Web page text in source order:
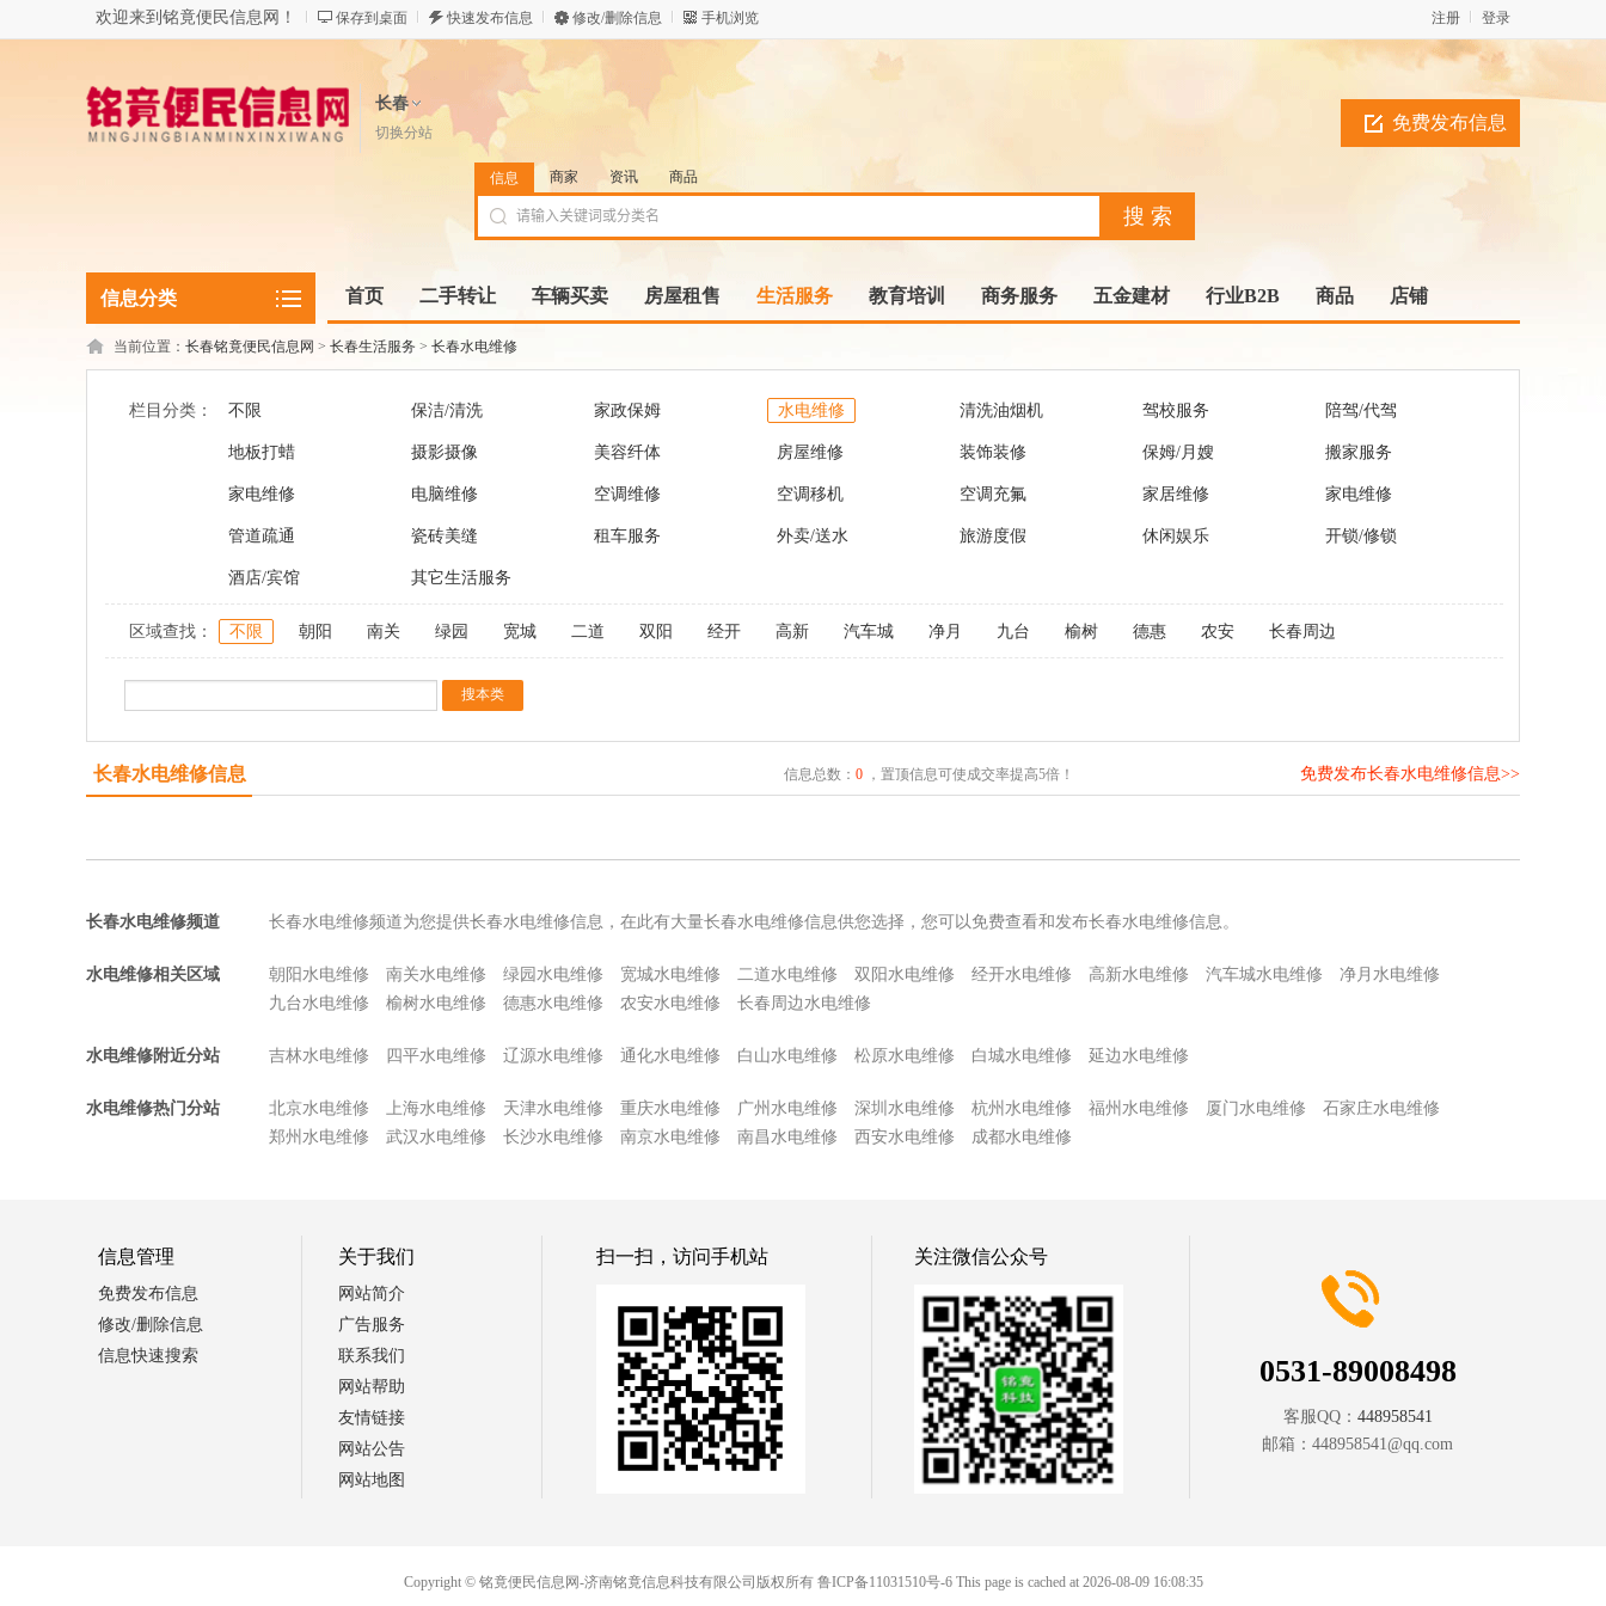
欢迎来到铭竟便民信息网！ 保存到桌面 快速发布信息 修改/删除信息 手机浏览 登录
注册
长春
切换分站 免费发布信息
信息 商家 资讯 商品
信息分类 首页 二手转让 车辆买卖 房屋租售 生活服务 教育培训 商务服务 五金建材 行业B2B 商品 店铺
当前位置： 长春铭竟便民信息网 > 长春生活服务 > 长春水电维修
栏目分类： 不限 保洁/清洗 家政保姆 水电维修 清洗油烟机 驾校服务 陪驾/代驾
地板打蜡 摄影摄像 美容纤体 房屋维修 装饰装修 保姆/月嫂 搬家服务
家电维修 电脑维修 空调维修 空调移机 空调充氟 家居维修 家电维修
管道疏通 瓷砖美缝 租车服务 外卖/送水 旅游度假 休闲娱乐 开锁/修锁
酒店/宾馆 其它生活服务
区域查找： 不限 朝阳 南关 绿园 宽城 二道 双阳 经开 高新 汽车城 净月 九台 榆树 德惠 农安 长春周边
长春水电维修信息 信息总数： 0，置顶信息可使成交率提高5倍！ 免费发布长春水电维修信息>>
长春水电维修频道 长春水电维修频道为您提供长春水电维修信息，在此有大量长春水电维修信息供您选择，您可以免费查看和发布长春水电维修信息。
水电维修相关区域 朝阳水电维修 南关水电维修 绿园水电维修 宽城水电维修 二道水电维修 双阳水电维修 经开水电维修 高新水电维修 汽车城水电维修
净月水电维修
九台水电维修
榆树水电维修 德惠水电维修 农安水电维修 长春周边水电维修
水电维修附近分站 吉林水电维修 四平水电维修 辽源水电维修 通化水电维修 白山水电维修 松原水电维修 白城水电维修 延边水电维修
水电维修热门分站 北京水电维修 上海水电维修 天津水电维修 重庆水电维修 广州水电维修 深圳水电维修 杭州水电维修 福州水电维修 厦门水电维修
石家庄水电维修
郑州水电维修
武汉水电维修 长沙水电维修 南京水电维修 南昌水电维修 西安水电维修 成都水电维修
信息管理
免费发布信息
修改/删除信息
信息快速搜索
关于我们
网站简介
广告服务
联系我们
网站帮助
友情链接
网站公告
网站地图
扫一扫，访问手机站 关注微信公众号
0531-89008498
客服QQ： 448958541
邮箱： 448958541@qq.com
Copyright © 铭竟便民信息网-济南铭竟信息科技有限公司版权所有 鲁ICP备11031510号-6 This page is cached at 2026-08-09 16:08:35